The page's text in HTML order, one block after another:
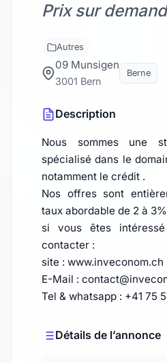
Prix sur
Autres
09 Munsigen
3001 Bern
Berne
Description
Nous sommes une
spécialisé dans le
notamment le crédit .
Nos offres sont
taux abordable de 2 à
si vous êtes
contacter :
site : www.inveconom.ch
E-Mail :
Tel & whatsapp : +41 75
Détails de l’annonce